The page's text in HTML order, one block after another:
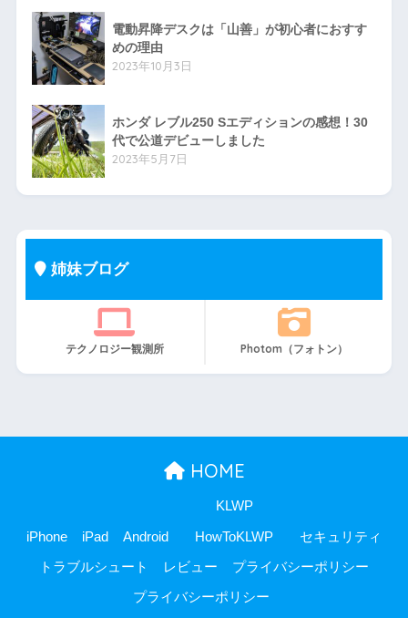
電動昇降デスクは「山善」が初心者におすす
めの理由
2023年10月3日
ホンダ レブル250 Sエディションの感想！30
代で公道デビューしました
2023年5月7日
姉妹ブログ
テクノロジー観測所 Photom（フォトン）
HOME
iPhone iPad Android
KLWP
HowToKLWP セキュリティ
トラブルシュート レビュー プライバシーポリシー
プライバシーポリシー